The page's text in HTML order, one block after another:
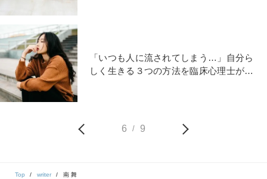
「いつも人に流されてしまう…」自分ら
しく生きる３つの方法を臨床心理士が解
6 / 9
Top writer 南 舞